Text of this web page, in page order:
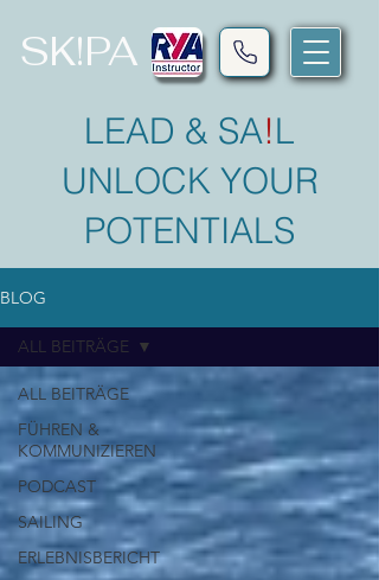
SK!PA
LEAD & SA!L
UNLOCK YOUR
POTENTIALS
BLOG
ALL BEITRÄGE
FÜHREN &
KOMMUNIZIEREN
PODCAST
SAILING
ERLEBNISBERICHT
ALL BEITRÄGE